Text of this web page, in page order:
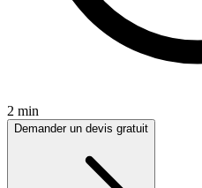
2 min
Demander un devis gratuit